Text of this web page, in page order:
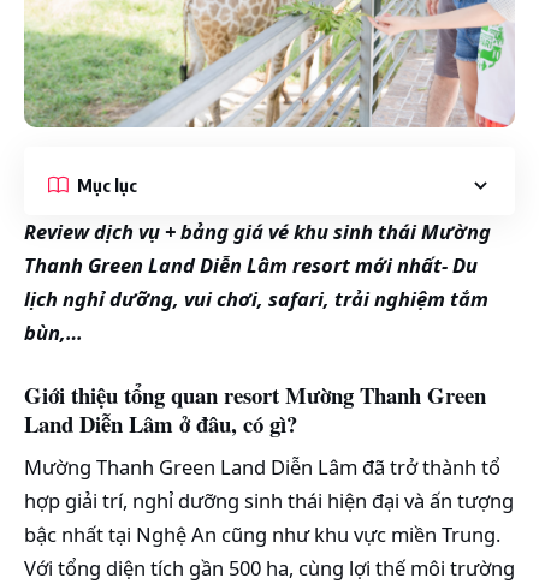
Mục lục
Review dịch vụ + bảng giá vé khu sinh thái Mường
Thanh Green Land Diễn Lâm resort mới nhất- Du
lịch nghỉ dưỡng, vui chơi, safari, trải nghiệm tắm
bùn,…
Giới thiệu tổng quan resort Mường Thanh Green
Land Diễn Lâm ở đâu, có gì?
Mường Thanh Green Land Diễn Lâm đã trở thành tổ
hợp giải trí, nghỉ dưỡng sinh thái hiện đại và ấn tượng
bậc nhất tại Nghệ An cũng như khu vực miền Trung.
Với tổng diện tích gần 500 ha, cùng lợi thế môi trường